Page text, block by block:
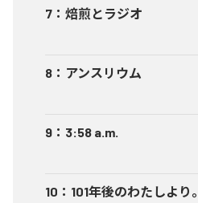
7 ： 焙煎とラジオ
8 ： アンスリウム
9 ： 3:58 a.m.
10 ： 101年後のわたしより。